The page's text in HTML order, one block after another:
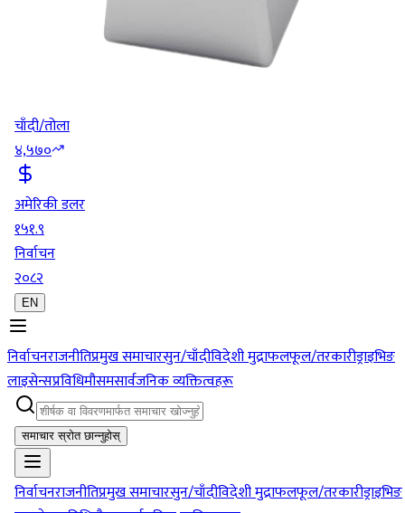
चाँदी/तोला
४,५७०
अमेरिकी डलर
१५१.९
निर्वाचन
२०८२
EN
निर्वाचनराजनीतिप्रमुख समाचारसुन/चाँदीविदेशी मुद्राफलफूल/तरकारीड्राइभिङ
लाइसेन्सप्रविधिमौसमसार्वजनिक व्यक्तित्वहरू
समाचार स्रोत छान्नुहोस्
निर्वाचनराजनीतिप्रमुख समाचारसुन/चाँदीविदेशी मुद्राफलफूल/तरकारीड्राइभिङ